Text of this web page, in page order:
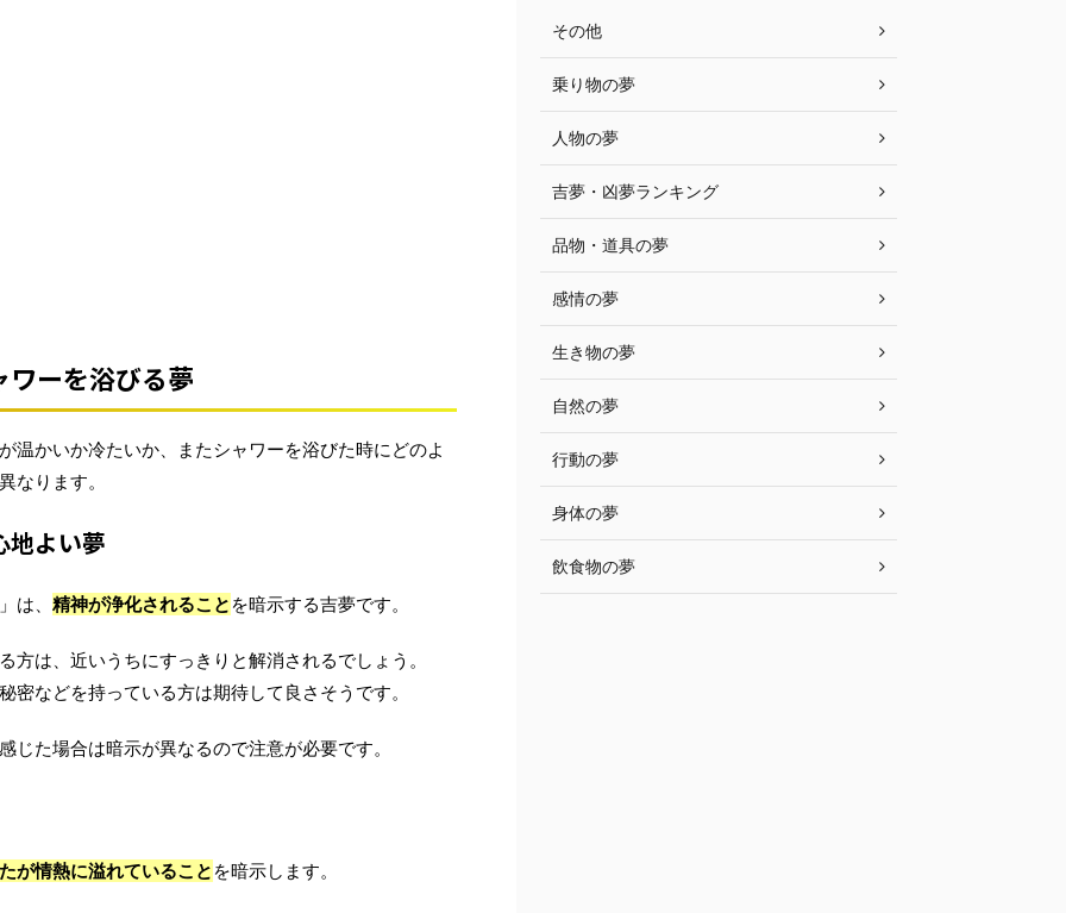
ワーを浴びる夢
温かいか冷たいか、またシャワーを浴びた時にどのよ
なります。
地よい夢
は、 精神が浄化されること を暗示する吉夢です。
方は、近いうちにすっきりと解消されるでしょう。
密などを持っている方は期待して良さそうです。
じた場合は暗示が異なるので注意が必要です。
が情熱に溢れていること を暗示します。
その他
乗り物の夢
人物の夢
吉夢・凶夢ランキング
品物・道具の夢
感情の夢
生き物の夢
自然の夢
行動の夢
身体の夢
飲食物の夢